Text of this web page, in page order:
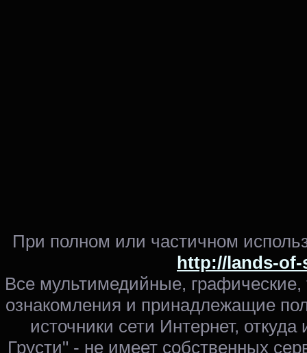
При полном или частичном
http://lands-
Все мультимедийные,
ознакомления и принадлежащие
источники сети Интернет,
Грусти" - не имеет собственных